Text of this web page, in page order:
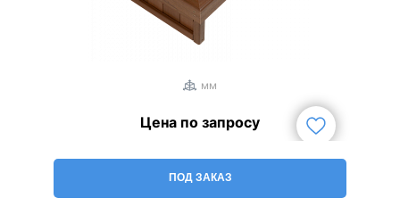
мм
Цена по запросу
ПОД ЗАКАЗ